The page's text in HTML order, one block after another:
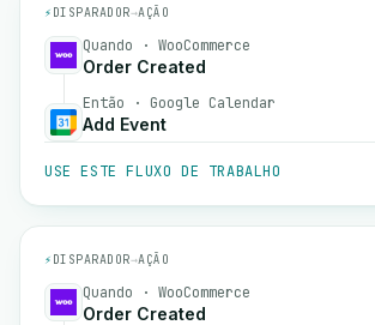
⚡ DISPARADOR→AÇÃO
Quando · WooCommerce
Order Created
Então · Google Calendar
Add Event
USE ESTE FLUXO DE TRABALHO
⚡ DISPARADOR→AÇÃO
Quando · WooCommerce
Order Created